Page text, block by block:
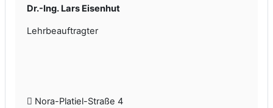
Dr.-Ing. Lars Eisenhut
Lehrbeauftragter
Nora-Platiel-Straße 4